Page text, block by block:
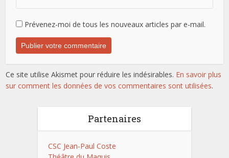
Prévenez-moi de tous les nouveaux articles par e-mail.
Ce site utilise Akismet pour réduire les indésirables. En savoir plus
sur comment les données de vos commentaires sont utilisées.
Partenaires
CSC Jean-Paul Coste